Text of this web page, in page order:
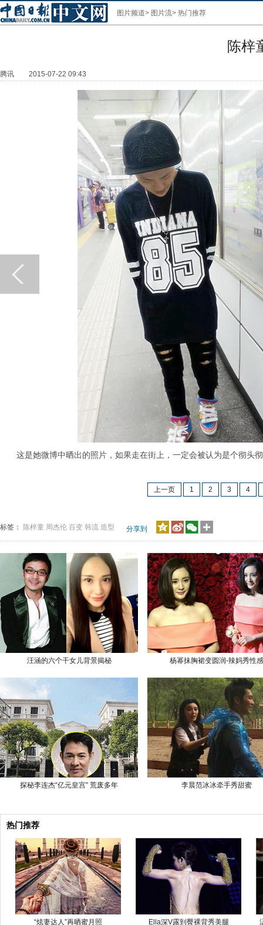
图片频道> 图片流> 热门推荐
陈梓
腾讯 2015-07-22 09:43
这是她微博中晒出的照片，如果走在街上，一定会被认为是个彻头
上一页 1 2 3 4
标签： 陈梓童 周杰伦 百变 韩流 造型 分享到
汪涵的六个干女儿背景揭秘
探秘李连杰“亿元皇宫” 荒废多年
杨幂抹胸裙变圆润-辣妈秀性感
李晨范冰冰牵手秀甜蜜
热门推荐
“炫妻达人”再晒蜜月照 Ella深V露到臀裸背秀美腿